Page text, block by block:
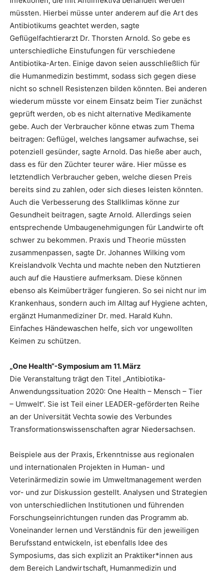
müssten. Hierbei müsse unter anderem auf die Art des
Antibiotikums geachtet werden, sagte
Geflügelfachtierarzt Dr. Thorsten Arnold. So gebe es
unterschiedliche Einstufungen für verschiedene
Antibiotika-Arten. Einige davon seien ausschließlich für
die Humanmedizin bestimmt, sodass sich gegen diese
nicht so schnell Resistenzen bilden könnten. Bei anderen
wiederum müsste vor einem Einsatz beim Tier zunächst
geprüft werden, ob es nicht alternative Medikamente
gebe. Auch der Verbraucher könne etwas zum Thema
beitragen: Geflügel, welches langsamer aufwachse, sei
potenziell gesünder, sagte Arnold. Das hieße aber auch,
dass es für den Züchter teurer wäre. Hier müsse es
letztendlich Verbraucher geben, welche diesen Preis
bereits sind zu zahlen, oder sich dieses leisten könnten.
Auch die Verbesserung des Stallklimas könne zur
Gesundheit beitragen, sagte Arnold. Allerdings seien
entsprechende Umbaugenehmigungen für Landwirte oft
schwer zu bekommen. Praxis und Theorie müssten
zusammenpassen, sagte Dr. Johannes Wilking vom
Kreislandvolk Vechta und machte neben den Nutztieren
auch auf die Haustiere aufmerksam. Diese können
ebenso als Keimüberträger fungieren. So sei nicht nur im
Krankenhaus, sondern auch im Alltag auf Hygiene achten,
ergänzt Humanmediziner Dr. med. Harald Kuhn.
Einfaches Händewaschen helfe, sich vor ungewollten
Keimen zu schützen.
„One Health“-Symposium am 11. März
Die Veranstaltung trägt den Titel „Antibiotika-
Anwendungssituation 2020: One Health – Mensch – Tier
– Umwelt“. Sie ist Teil einer LEADER-geförderten Reihe
an der Universität Vechta sowie des Verbundes
Transformationswissenschaften agrar Niedersachsen.
Beispiele aus der Praxis, Erkenntnisse aus regionalen
und internationalen Projekten in Human- und
Veterinärmedizin sowie im Umweltmanagement werden
vor- und zur Diskussion gestellt. Analysen und Strategien
von unterschiedlichen Institutionen und führenden
Forschungseinrichtungen runden das Programm ab.
Voneinander lernen und Verständnis für den jeweiligen
Berufsstand entwickeln, ist ebenfalls Idee des
Symposiums, das sich explizit an Praktiker*innen aus
dem Bereich Landwirtschaft, Humanmedizin und